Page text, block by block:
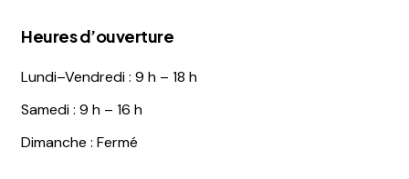
Heures d’ouverture
Lundi–Vendredi : 9 h – 18 h
Samedi : 9 h – 16 h
Dimanche : Fermé